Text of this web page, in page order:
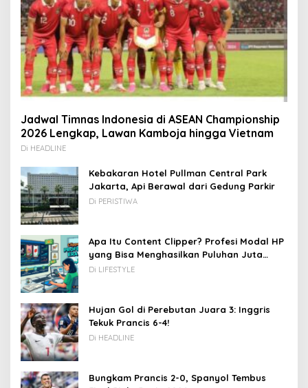
Jadwal Timnas Indonesia di ASEAN Championship
2026 Lengkap, Lawan Kamboja hingga Vietnam
Di HEADLINE
Kebakaran Hotel Pullman Central Park
Jakarta, Api Berawal dari Gedung Parkir
Di PERISTIWA
Apa Itu Content Clipper? Profesi Modal HP
yang Bisa Menghasilkan Puluhan Juta
Rupiah
Di LIFESTYLE
Hujan Gol di Perebutan Juara 3: Inggris
Tekuk Prancis 6-4!
Di HEADLINE
Bungkam Prancis 2-0, Spanyol Tembus